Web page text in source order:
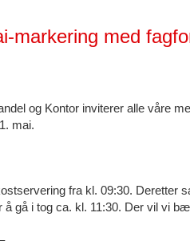
markering med
og Kontor inviterer alle våre
mai.
fra kl. 09:30. Deretter
å gå i tog ca. kl. 11:30. Der vil vi